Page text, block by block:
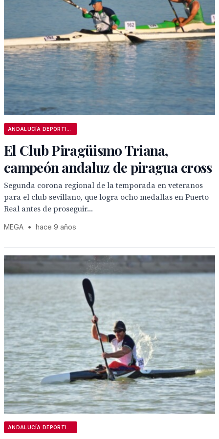
El Club Piragüismo Triana,
campeón andaluz de piragua cross
Segunda corona regional de la temporada en veteranos
para el club sevillano, que logra ocho medallas en Puerto
Real antes de proseguir...
MEGA • hace 9 años